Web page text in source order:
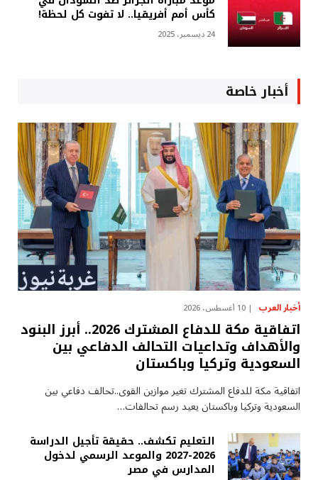
كأس أمم أفريقيا.. لا تفوت كل لحظة!
24 ديسمبر، 2025
أخبار خاصة
أخبار العرب 10 أغسطس، 2026
اتفاقية مكة للدفاع المشترك 2026.. أبرز البنود
والأهداف وتداعيات التحالف الدفاعي بين
السعودية وتركيا وباكستان
اتفاقية مكة للدفاع المشترك تغير موازين القوى..تحالف دفاعي بين
السعودية وتركيا وباكستان يعيد رسم تحالفات…
التعليم تكشف.. حقيقة تأجيل الدراسة
2026-2027 والموعد الرسمي لدخول
المدارس في مصر